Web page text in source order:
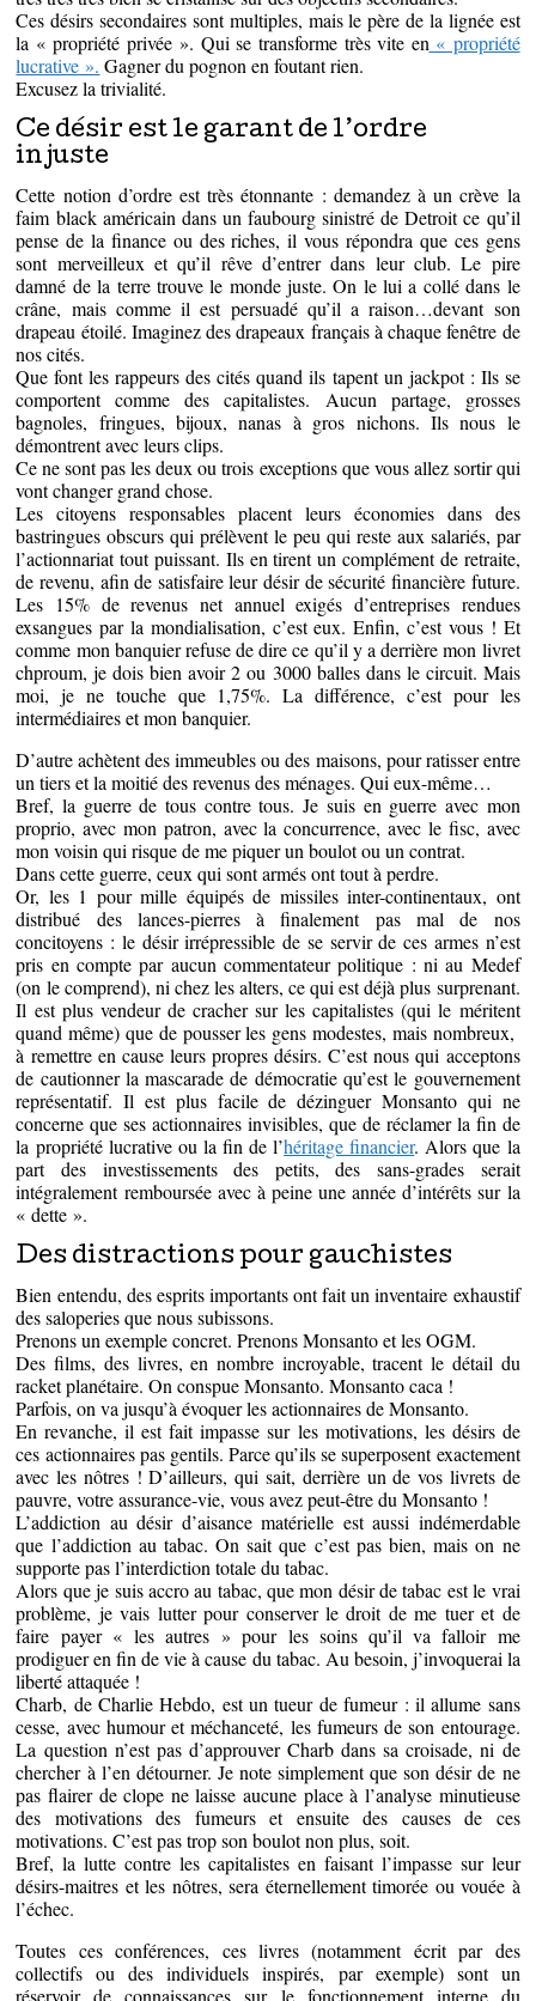
Ces désirs secondaires sont multiples, mais le père de la lignée est
la « propriété privée ». Qui se transforme très vite en« propriété
lucrative ». Gagner du pognon en foutant rien.
Excusez la trivialité.
Ce désir est le garant de l’ordre
injuste
Cette notion d’ordre est très étonnante : demandez à un crève la
faim black américain dans un faubourg sinistré de Detroit ce qu’il
pense de la finance ou des riches, il vous répondra que ces gens
sont merveilleux et qu’il rêve d’entrer dans leur club. Le pire
damné de la terre trouve le monde juste. On le lui a collé dans le
crâne, mais comme il est persuadé qu’il a raison…devant son
drapeau étoilé. Imaginez des drapeaux français à chaque fenêtre de
nos cités.
Que font les rappeurs des cités quand ils tapent un jackpot : Ils se
comportent comme des capitalistes. Aucun partage, grosses
bagnoles, fringues, bijoux, nanas à gros nichons. Ils nous le
démontrent avec leurs clips.
Ce ne sont pas les deux ou trois exceptions que vous allez sortir qui
vont changer grand chose.
Les citoyens responsables placent leurs économies dans des
bastringues obscurs qui prélèvent le peu qui reste aux salariés, par
l’actionnariat tout puissant. Ils en tirent un complément de retraite,
de revenu, afin de satisfaire leur désir de sécurité financière future.
Les 15% de revenus net annuel exigés d’entreprises rendues
exsangues par la mondialisation, c’est eux. Enfin, c’est vous ! Et
comme mon banquier refuse de dire ce qu’il y a derrière mon livret
chproum, je dois bien avoir 2 ou 3000 balles dans le circuit. Mais
moi, je ne touche que 1,75%. La différence, c’est pour les
intermédiaires et mon banquier.
D’autre achètent des immeubles ou des maisons, pour ratisser entre
un tiers et la moitié des revenus des ménages. Qui eux-même…
Bref, la guerre de tous contre tous. Je suis en guerre avec mon
proprio, avec mon patron, avec la concurrence, avec le fisc, avec
mon voisin qui risque de me piquer un boulot ou un contrat.
Dans cette guerre, ceux qui sont armés ont tout à perdre.
Or, les 1 pour mille équipés de missiles inter-continentaux, ont
distribué des lances-pierres à finalement pas mal de nos
concitoyens : le désir irrépressible de se servir de ces armes n’est
pris en compte par aucun commentateur politique : ni au Medef
(on le comprend), ni chez les alters, ce qui est déjà plus surprenant.
Il est plus vendeur de cracher sur les capitalistes (qui le méritent
quand même) que de pousser les gens modestes, mais nombreux,
à remettre en cause leurs propres désirs. C’est nous qui acceptons
de cautionner la mascarade de démocratie qu’est le gouvernement
représentatif. Il est plus facile de dézinguer Monsanto qui ne
concerne que ses actionnaires invisibles, que de réclamer la fin de
la propriété lucrative ou la fin de l’héritage financier. Alors que la
part des investissements des petits, des sans-grades serait
intégralement remboursée avec à peine une année d’intérêts sur la
« dette ».
Des distractions pour gauchistes
Bien entendu, des esprits importants ont fait un inventaire exhaustif
des saloperies que nous subissons.
Prenons un exemple concret. Prenons Monsanto et les OGM.
Des films, des livres, en nombre incroyable, tracent le détail du
racket planétaire. On conspue Monsanto. Monsanto caca !
Parfois, on va jusqu’à évoquer les actionnaires de Monsanto.
En revanche, il est fait impasse sur les motivations, les désirs de
ces actionnaires pas gentils. Parce qu’ils se superposent exactement
avec les nôtres ! D’ailleurs, qui sait, derrière un de vos livrets de
pauvre, votre assurance-vie, vous avez peut-être du Monsanto !
L’addiction au désir d’aisance matérielle est aussi indémerdable
que l’addiction au tabac. On sait que c’est pas bien, mais on ne
supporte pas l’interdiction totale du tabac.
Alors que je suis accro au tabac, que mon désir de tabac est le vrai
problème, je vais lutter pour conserver le droit de me tuer et de
faire payer « les autres » pour les soins qu’il va falloir me
prodiguer en fin de vie à cause du tabac. Au besoin, j’invoquerai la
liberté attaquée !
Charb, de Charlie Hebdo, est un tueur de fumeur : il allume sans
cesse, avec humour et méchanceté, les fumeurs de son entourage.
La question n’est pas d’approuver Charb dans sa croisade, ni de
chercher à l’en détourner. Je note simplement que son désir de ne
pas flairer de clope ne laisse aucune place à l’analyse minutieuse
des motivations des fumeurs et ensuite des causes de ces
motivations. C’est pas trop son boulot non plus, soit.
Bref, la lutte contre les capitalistes en faisant l’impasse sur leur
désirs-maitres et les nôtres, sera éternellement timorée ou vouée à
l’échec.
Toutes ces conférences, ces livres (notamment écrit par des
collectifs ou des individuels inspirés, par exemple) sont un